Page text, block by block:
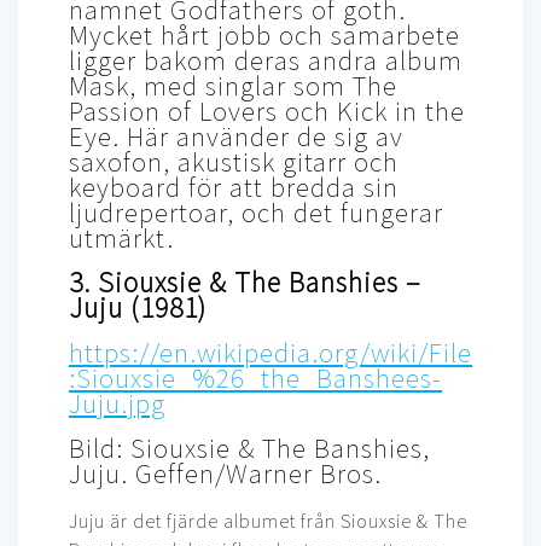
namnet Godfathers of goth.
Mycket hårt jobb och samarbete
ligger bakom deras andra album
Mask, med singlar som The
Passion of Lovers och Kick in the
Eye. Här använder de sig av
saxofon, akustisk gitarr och
keyboard för att bredda sin
ljudrepertoar, och det fungerar
utmärkt.
3. Siouxsie & The Banshies –
Juju (1981)
https://en.wikipedia.org/wiki/File
:Siouxsie_%26_the_Banshees-
Juju.jpg
Bild: Siouxsie & The Banshies,
Juju. Geffen/Warner Bros.
Juju är det fjärde albumet från Siouxsie & The